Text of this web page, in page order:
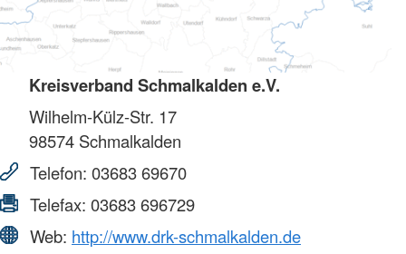
Kreisverband Schmalkalden e.V.
Wilhelm-Külz-Str. 17
98574 Schmalkalden
Telefon: 03683 69670
Telefax: 03683 696729
Web: http://www.drk-schmalkalden.de